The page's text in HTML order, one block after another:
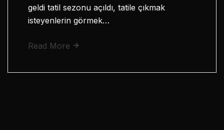
geldi tatil sezonu açıldı, tatile çıkmak
isteyenlerin görmek…
Read More